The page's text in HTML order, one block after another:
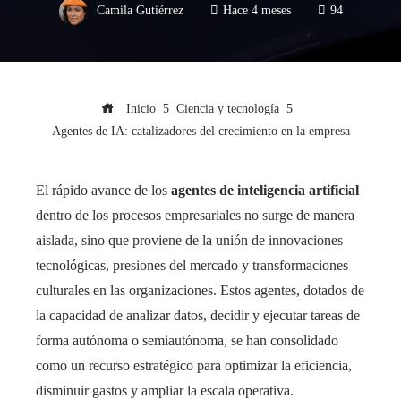
Camila Gutiérrez Hace 4 meses 94
Inicio
Ciencia y tecnología
Agentes de IA: catalizadores del crecimiento en la empresa
El rápido avance de los agentes de inteligencia artificial
dentro de los procesos empresariales no surge de manera
aislada, sino que proviene de la unión de innovaciones
tecnológicas, presiones del mercado y transformaciones
culturales en las organizaciones. Estos agentes, dotados de
la capacidad de analizar datos, decidir y ejecutar tareas de
forma autónoma o semiautónoma, se han consolidado
como un recurso estratégico para optimizar la eficiencia,
disminuir gastos y ampliar la escala operativa.